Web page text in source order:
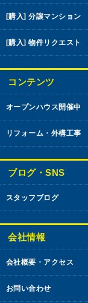
[購入] 分譲マンション
[購入] 物件リクエスト
コンテンツ
オープンハウス開催中
リフォーム・外構工事
ブログ・SNS
スタッフブログ
会社情報
会社概要・アクセス
お問い合わせ